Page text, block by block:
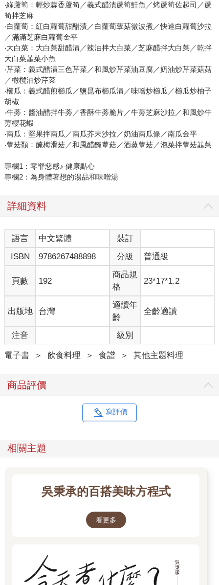
‧綠蘆筍：輕炒蒜香蘆筍／義式醋漬蘆筍鮭魚／烤蘆筍佐起司／蘆
筍拌芝麻
‧白蘿蔔：紅白蘿蔔甜醋漬／白蘿蔔蕈菇微波煮／快速白蘿蔔沙拉
／滿滿芝麻白蘿蔔金平
‧大白菜：大白菜甜醋漬／辣油拌大白菜／芝麻醋拌大白菜／乾拌
大白菜韮菜小魚
‧芹菜：義式醋漬三色芹菜／和風炒芹菜油豆腐／奶油炒芹菜菇菇
／橄欖油炒芹菜
‧櫛瓜：義式醋煎櫛瓜／鹽昆布櫛瓜漬／味噌炒櫛瓜／櫛瓜炒柚子
胡椒
‧牛蒡：醬油醋拌牛蒡／香酥牛蒡脆片／牛蒡芝麻沙拉／和風炒牛
蒡櫻花蝦
‧南瓜：堅果拌南瓜／南瓜芥末沙拉／奶油南瓜條／南瓜金平
‧蕈菇類：醃梅滑菇／和風醋醃蕈菇／酒蒸蕈菇／泡菜拌蕈菇韮菜
專欄1：零罪惡感♪ 健康點心
專欄2：為身體著想的湯品和味噌湯
詳細資料
語言 中文繁體
裝訂
ISBN
9786267488898 分級 普通級
頁數 192
商品規
格
23*17*1.2
出版地 台灣
適讀年
齡
全齡適讀
注音 級別
電子書 ＞ 飲食料理 ＞ 食譜 ＞ 其他主題料理
商品評價
寫評價
相關主題
吳秉承的百搭美味方程式
看更多